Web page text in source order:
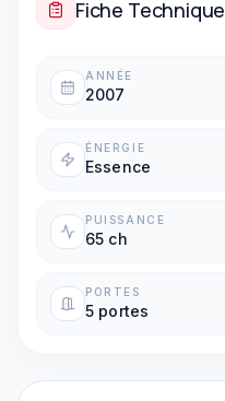
Fiche Technique
ANNÉE
2007
ÉNERGIE
Essence
PUISSANCE
65 ch
PORTES
5 portes